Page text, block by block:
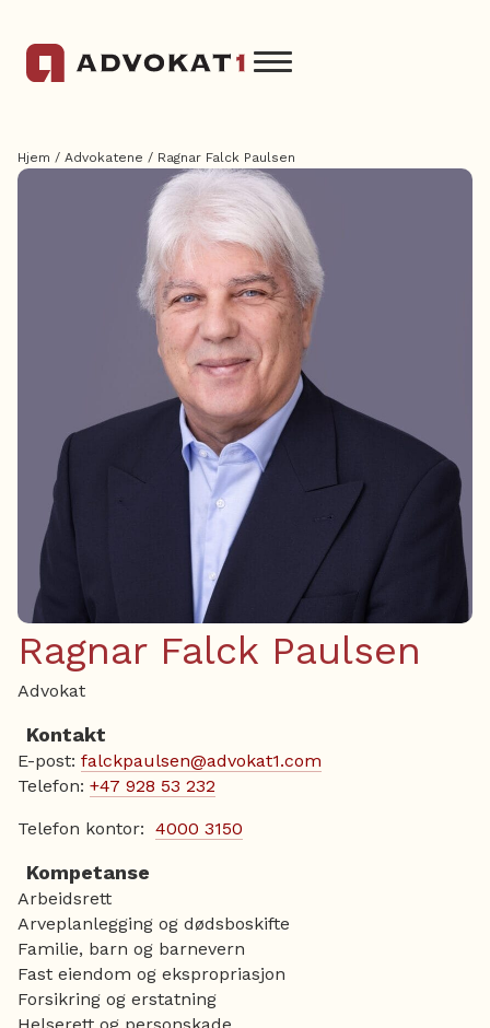
Hjem / Advokatene / Ragnar Falck Paulsen
Ragnar Falck Paulsen
Advokat
Kontakt
E-post: falckpaulsen@advokat1.com
Telefon: +47 928 53 232
Telefon kontor: 4000 3150
Kompetanse
Arbeidsrett
Arveplanlegging og dødsboskifte
Familie, barn og barnevern
Fast eiendom og ekspropriasjon
Forsikring og erstatning